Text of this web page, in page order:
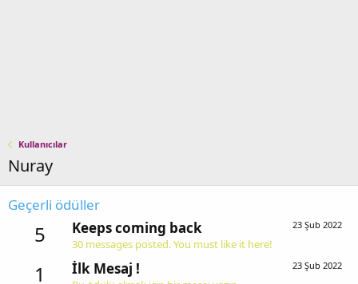
Kullanıcılar
Nuray
Geçerli ödüller
5 23 Şub 2022
Keeps coming back
30 messages posted. You must like it here!
1 23 Şub 2022
İlk Mesaj !